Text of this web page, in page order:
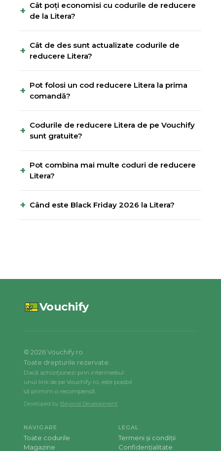
+ Cât poți economisi cu codurile de reducere
de la Litera?
+ Cât de des sunt actualizate codurile de
reducere Litera?
+ Pot folosi un cod reducere Litera la prima
comandă?
+ Codurile de reducere Litera de pe Vouchify
sunt gratuite?
+ Pot combina mai multe coduri de reducere
Litera?
+ Când este Black Friday 2026 la Litera?
Vouchify
© 2026Vouchify.ro.
Toate drepturile rezervate.
Dacă achiziționezi prin intermediul
unui link de pe Vouchify.ro, este posibil
să primim o recompensă.
Developed by Beyond Development
NAVIGARE
Toate codurile
Magazine
LEGAL
Termeni și condiții
Confidențialitate